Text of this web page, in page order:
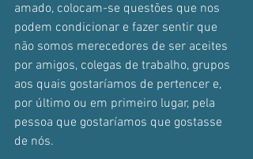
amado, colocam-se questões que nos
podem condicionar e fazer sentir que
não somos merecedores de ser aceites
por amigos, colegas de trabalho, grupos
aos quais gostaríamos de pertencer e,
por último ou em primeiro lugar, pela
pessoa que gostaríamos que gostasse
de nós.